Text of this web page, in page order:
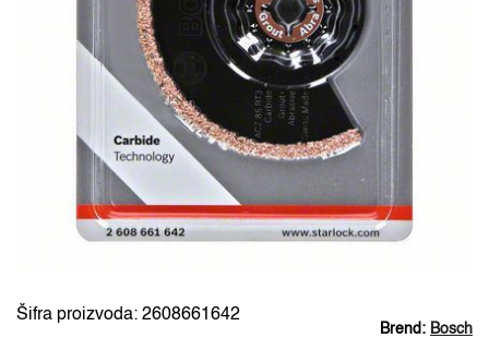
Brend: Bosch
Šifra proizvoda: 2608661642